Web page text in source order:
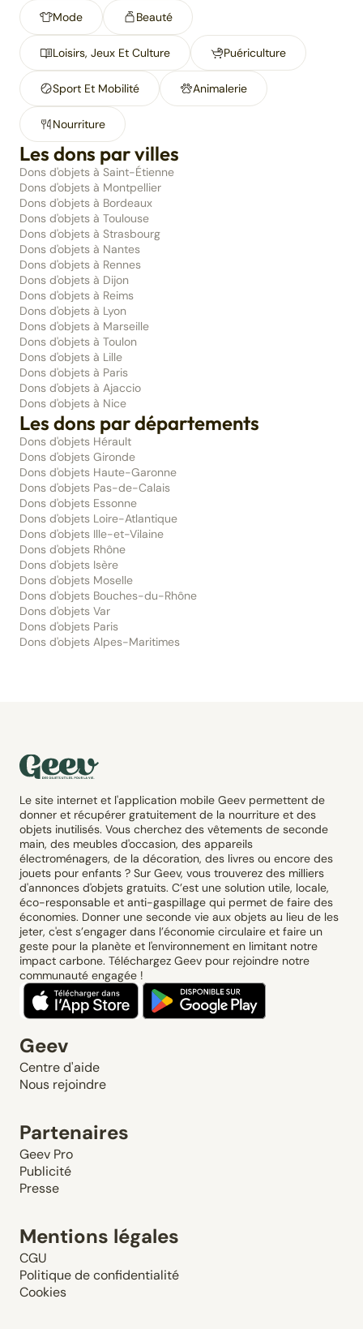
Mode Beauté
Loisirs, Jeux Et Culture Puériculture
Sport Et Mobilité Animalerie
Nourriture
Les dons par villes
Dons d'objets à Saint-Étienne
Dons d'objets à Montpellier
Dons d'objets à Bordeaux
Dons d'objets à Toulouse
Dons d'objets à Strasbourg
Dons d'objets à Nantes
Dons d'objets à Rennes
Dons d'objets à Dijon
Dons d'objets à Reims
Dons d'objets à Lyon
Dons d'objets à Marseille
Dons d'objets à Toulon
Dons d'objets à Lille
Dons d'objets à Paris
Dons d'objets à Ajaccio
Dons d'objets à Nice
Les dons par départements
Dons d'objets Hérault
Dons d'objets Gironde
Dons d'objets Haute-Garonne
Dons d'objets Pas-de-Calais
Dons d'objets Essonne
Dons d'objets Loire-Atlantique
Dons d'objets Ille-et-Vilaine
Dons d'objets Rhône
Dons d'objets Isère
Dons d'objets Moselle
Dons d'objets Bouches-du-Rhône
Dons d'objets Var
Dons d'objets Paris
Dons d'objets Alpes-Maritimes
Le site internet et l'application mobile Geev permettent de
donner et récupérer gratuitement de la nourriture et des
objets inutilisés. Vous cherchez des vêtements de seconde
main, des meubles d'occasion, des appareils
électroménagers, de la décoration, des livres ou encore des
jouets pour enfants ? Sur Geev, vous trouverez des milliers
d'annonces d'objets gratuits. C’est une solution utile, locale,
éco-responsable et anti-gaspillage qui permet de faire des
économies. Donner une seconde vie aux objets au lieu de les
jeter, c'est s’engager dans l’économie circulaire et faire un
geste pour la planète et l'environnement en limitant notre
impact carbone. Téléchargez Geev pour rejoindre notre
communauté engagée !
Geev
Centre d'aide
Nous rejoindre
Partenaires
Geev Pro
Publicité
Presse
Mentions légales
CGU
Politique de confidentialité
Cookies